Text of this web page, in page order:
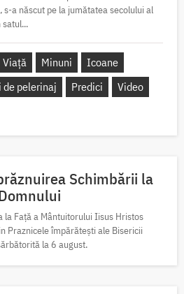
s-a născut pe la jumătatea secolului al
Viață Minuni
Icoane
de pelerinaj Predici
Video
Schimbării la
la Față a Mântuitorului Iisus Hristos
Praznicele împărătești ale Bisericii
la 6 august.